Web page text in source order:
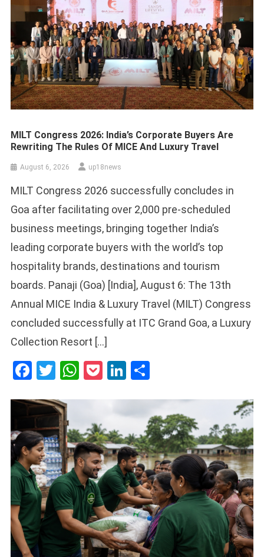
MILT Congress 2026: India’s Corporate Buyers Are
Rewriting The Rules Of MICE And Luxury Travel
August 6, 2026 up18news
MILT Congress 2026 successfully concludes in
Goa after facilitating over 2,000 pre-scheduled
business meetings, bringing together India’s
leading corporate buyers with the world’s top
hospitality brands, destinations and tourism
boards. Panaji (Goa) [India], August 6: The 13th
Annual MICE India & Luxury Travel (MILT) Congress
concluded successfully at ITC Grand Goa, a Luxury
Collection Resort […]
Facebook
Twitter
WhatsApp
PocketLinkedIn